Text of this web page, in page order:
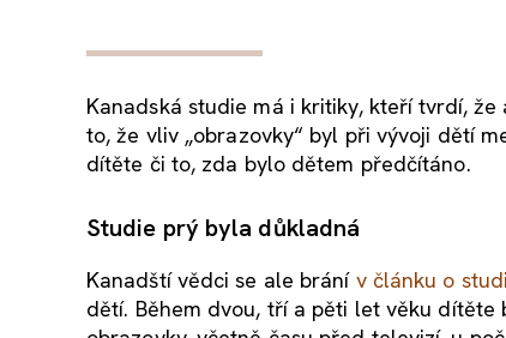
Kanadská studie má i kritiky, kteří tvrdí,
to, že vliv „obrazovky“ byl při vývoji dětí
dítěte či to, zda bylo dětem předčítáno.
Studie prý byla důkladná
Kanadští vědci se ale brání v článku o
dětí. Během dvou, tří a pěti let věku